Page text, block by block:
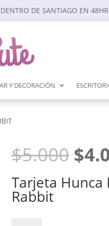
DE SANTIAGO EN
Y DECORACIÓN
$5.000 El
era:
$
Tarjeta Hunca
Rabbit